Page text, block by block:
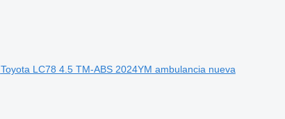
Toyota LC78 4.5 TM-ABS 2024YM ambulancia nueva